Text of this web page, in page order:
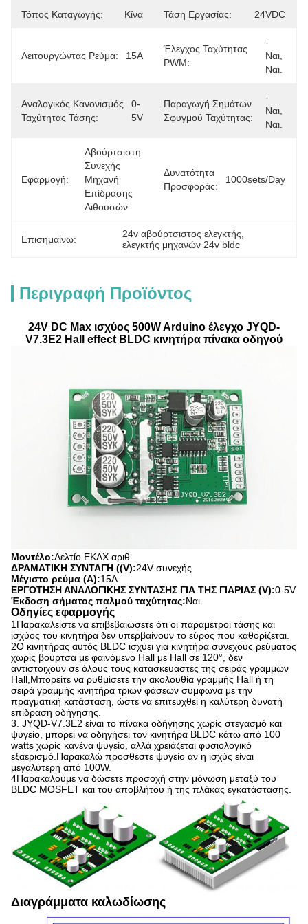
Τόπος Καταγωγής: Κίνα Τάση Εργασίας: 24VDC
Λειτουργώντας Ρεύμα: 15Α
Έλεγχος Ταχύτητας
PWM:
-
Ναι,
Ναι.
Αναλογικός Κανονισμός
Ταχύτητας Τάσης:
0-
5V
Παραγωγή Σημάτων
Σφυγμού Ταχύτητας:
-
Ναι,
Ναι.
Εφαρμογή:
Αβούρτσιστη
Συνεχής
Μηχανή
Επίδρασης
Αιθουσών
Δυνατότητα
Προσφοράς:
1000sets/day
Επισημαίνω: 24v αβούρτσιστος ελεγκτής
ελεγκτής μηχανών 24v bldc
Περιγραφή Προϊόντος
24V DC Max ισχύος 500W Arduino έλεγχο JYQD-
V7.3E2 Hall effect BLDC κινητήρα πίνακα οδηγού
Μοντέλο:Δελτίο ΕΚΑΧ αριθ.
ΔΡΑΜΑΤΙΚΗ ΣΥΝΤΑΓΗ ((V):24V συνεχής
Μέγιστο ρεύμα (Α):15Α
ΕΡΓΟΤΗΣΗ ΑΝΑΛΟΓΙΚΗΣ ΣΥΝΤΑΣΗΣ ΓΙΑ ΤΗΣ ΓΙΑΡΙΑΣ (V):0-5V
Έκδοση σήματος παλμού ταχύτητας:Ναι.
Οδηγίες εφαρμογής
1Παρακαλείστε να επιβεβαιώσετε ότι οι παραμέτροι τάσης και
ισχύος του κινητήρα δεν υπερβαίνουν το εύρος που καθορίζεται.
2Ο κινητήρας αυτός BLDC ισχύει για κινητήρα συνεχούς ρεύματος
χωρίς βούρτσα με φαινόμενο Hall με Hall σε 120°, δεν
αντιστοιχούν σε όλους τους κατασκευαστές της σειράς γραμμών
Hall,Μπορείτε να ρυθμίσετε την ακολουθία γραμμής Hall ή τη
σειρά γραμμής κινητήρα τριών φάσεων σύμφωνα με την
πραγματική κατάσταση, ώστε να επιτευχθεί η καλύτερη δυνατή
επίδραση οδήγησης.
3. JYQD-V7.3E2 είναι το πίνακα οδήγησης χωρίς στεγασμό και
ψυγείο, μπορεί να οδηγήσει τον κινητήρα BLDC κάτω από 100
watts χωρίς κανένα ψυγείο, αλλά χρειάζεται φυσιολογικό
εξαερισμό.Παρακαλώ προσθέστε ψυγείο αν η ισχύς είναι
μεγαλύτερη από 100W.
4Παρακαλούμε να δώσετε προσοχή στην μόνωση μεταξύ του
BLDC MOSFET και του αποβλήτου ή της πλάκας εγκατάστασης.
Διαγράμματα καλωδίωσης